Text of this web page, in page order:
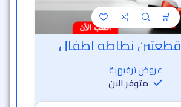
نطاطه اطفال
عروض ترفيهية
متوفر الآن